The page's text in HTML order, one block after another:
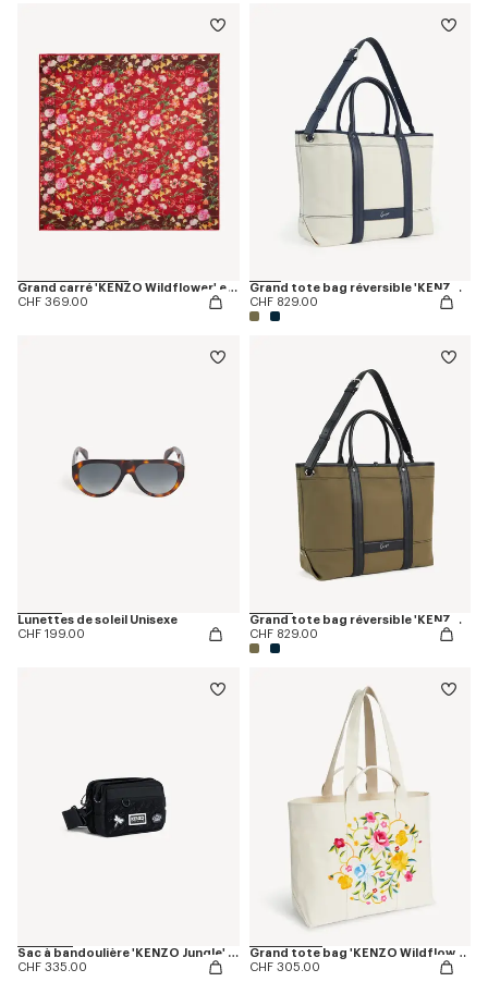
Grand carré 'KENZO Wildflower' en laine légère
CHF 369.00
Grand tote bag réversible 'KENZO Utility' en toile et cuir
CHF 829.00
Lunettes de soleil Unisexe
CHF 199.00
Grand tote bag réversible 'KENZO Utility' en toile et cuir
CHF 829.00
Sac à bandoulière 'KENZO Jungle' en nylon
CHF 335.00
Grand tote bag 'KENZO Wildflower' en toile
CHF 305.00